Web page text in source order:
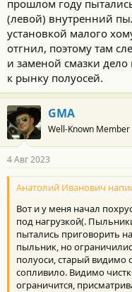
прошлом году
(левой) внутренний
установкой малого
отгнил, поэтому там
и заменой смазки
к рынку полуосей.
GMA
Well-Known Member
4 Авг 2023
Анатолий Иванович
Вот и у меня начал
под нагрузкой(.
пытались приговорить
пыльник, но
полуоси, старый видимо
сопливило. Видимо
ограничится,